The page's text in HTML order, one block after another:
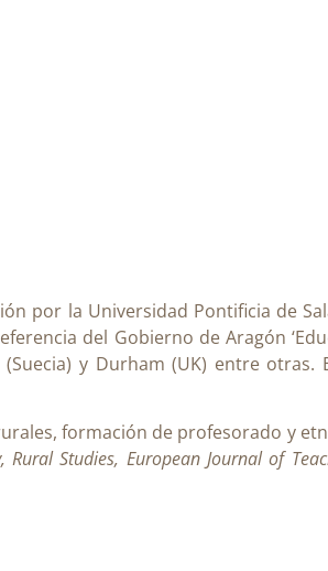
por la Universidad Pontificia de
del Gobierno de Aragón
y Durham (UK) entre
formación de profesorado y
Studies, European Journal of